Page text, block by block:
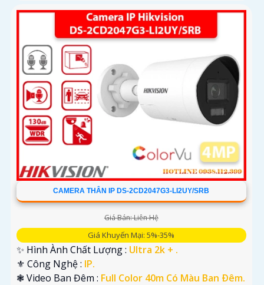
CAMERA THÂN IP DS-2CD2047G3-LI2UY/SRB
Giá Bán: Liên Hệ
Giá Khuyến Mại: 5%-35%
✨ Hình Ành Chất Lượng : Ultra 2k + .
⚜️ Công Nghệ : IP.
❃ Video Ban Đêm : Full Color 40m Có Màu Ban Ðêm.